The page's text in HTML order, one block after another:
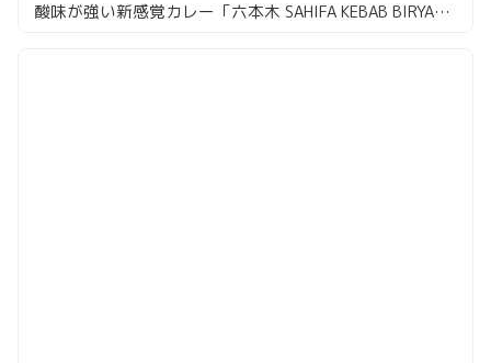
酸味が強い新感覚カレー「六本木 SAHIFA KEBAB BIRYANI」